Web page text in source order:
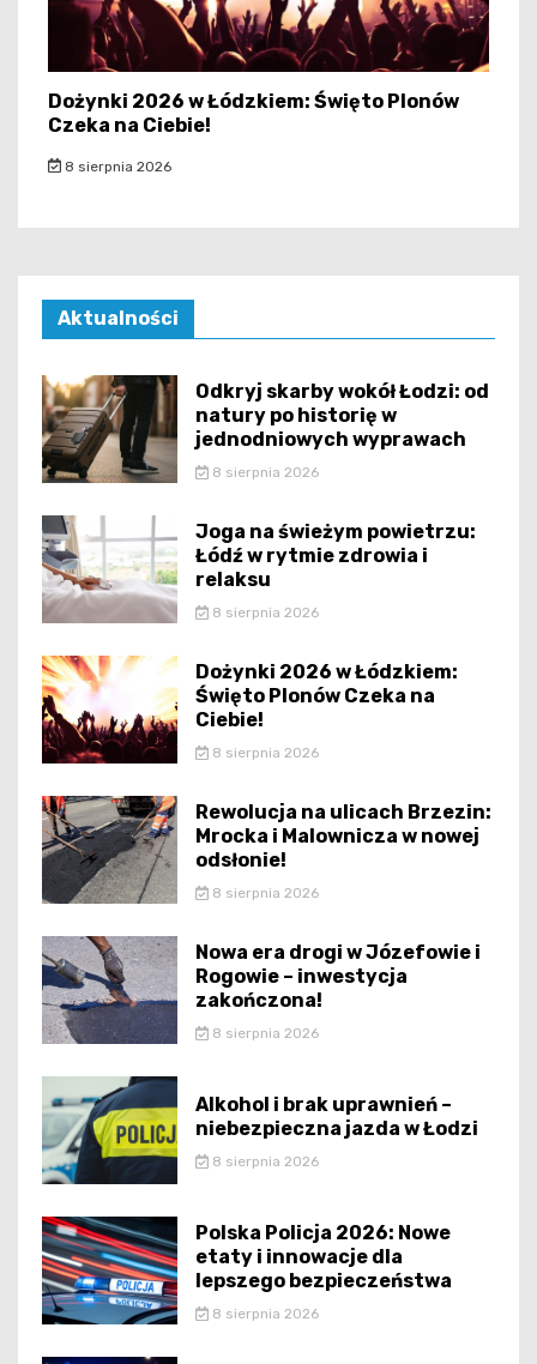
Dożynki 2026 w Łódzkiem: Święto Plonów
Czeka na Ciebie!
8 sierpnia 2026
Aktualności
Odkryj skarby wokół Łodzi: od
natury po historię w
jednodniowych wyprawach
8 sierpnia 2026
Joga na świeżym powietrzu:
Łódź w rytmie zdrowia i
relaksu
8 sierpnia 2026
Dożynki 2026 w Łódzkiem:
Święto Plonów Czeka na
Ciebie!
8 sierpnia 2026
Rewolucja na ulicach Brzezin:
Mrocka i Malownicza w nowej
odsłonie!
8 sierpnia 2026
Nowa era drogi w Józefowie i
Rogowie – inwestycja
zakończona!
8 sierpnia 2026
Alkohol i brak uprawnień –
niebezpieczna jazda w Łodzi
8 sierpnia 2026
Polska Policja 2026: Nowe
etaty i innowacje dla
lepszego bezpieczeństwa
8 sierpnia 2026